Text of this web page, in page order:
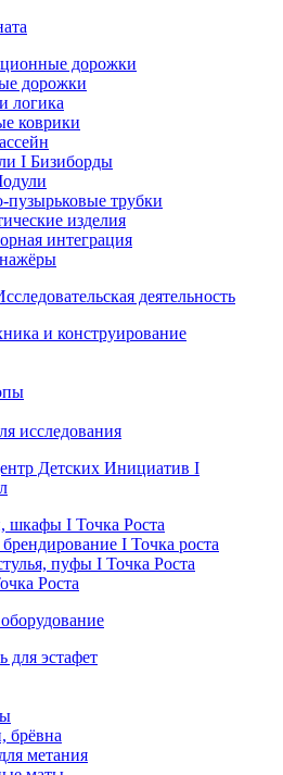
дорожки
дорожки
логика
коврики
I Бизиборды
трубки
изделия
интеграция
деятельность
и конструирование
исследования
Детских Инициатив I
шкафы I Точка Роста
I Точка роста
пуфы I Точка Роста
Роста
для эстафет
брёвна
метания